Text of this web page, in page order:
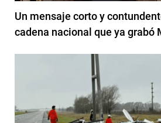
Un mensaje corto y
cadena nacional que ya grabó